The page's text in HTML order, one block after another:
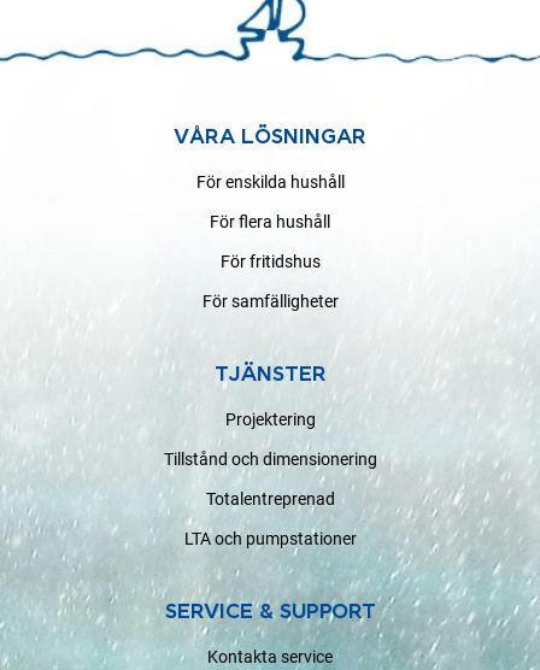
VÅRA LÖSNINGAR
För enskilda hushåll
För flera hushåll
För fritidshus
För samfälligheter
TJÄNSTER
Projektering
Tillstånd och dimensionering
Totalentreprenad
LTA och pumpstationer
SERVICE & SUPPORT
Kontakta service